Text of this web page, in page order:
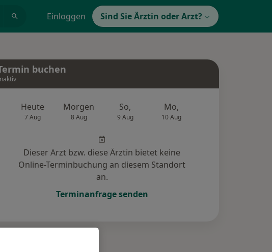
Einloggen Sind Sie Ärztin oder Arzt?
buchen
Heute
7 Aug
Morgen
8 Aug
So,
9 Aug
Mo,
10 Aug
Dieser Arzt bzw. diese Ärztin bietet keine
Online-Terminbuchung an diesem Standort
an.
Terminanfrage senden